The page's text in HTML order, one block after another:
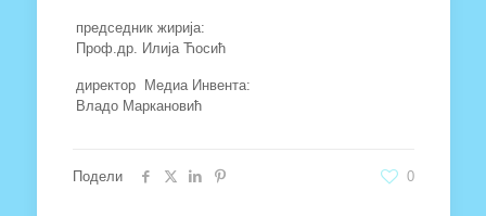
председник жирија:
Проф.др. Илија Ћосић
директор Медиа Инвента:
Владо Маркановић
Подели 0